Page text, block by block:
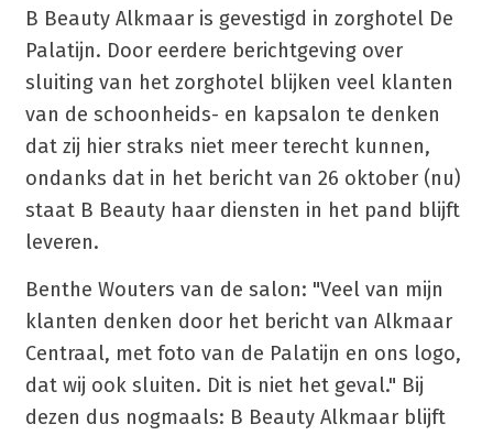
B Beauty Alkmaar is gevestigd in zorghotel De
Palatijn. Door eerdere berichtgeving over
sluiting van het zorghotel blijken veel klanten
van de schoonheids- en kapsalon te denken
dat zij hier straks niet meer terecht kunnen,
ondanks dat in het bericht van 26 oktober (nu)
staat B Beauty haar diensten in het pand blijft
leveren.
Benthe Wouters van de salon: "Veel van mijn
klanten denken door het bericht van Alkmaar
Centraal, met foto van de Palatijn en ons logo,
dat wij ook sluiten. Dit is niet het geval." Bij
dezen dus nogmaals: B Beauty Alkmaar blijft